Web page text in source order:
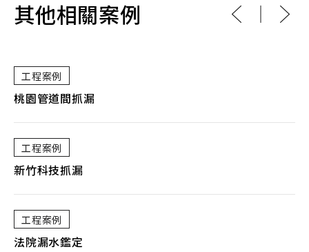
其他相關案例
工程案例
桃園管道間抓漏
工程案例
新竹科技抓漏
工程案例
法院漏水鑑定